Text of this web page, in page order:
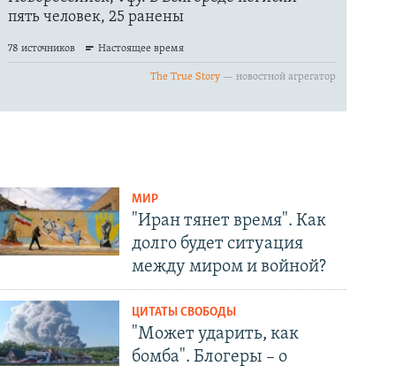
МИР
"Иран тянет время". Как
долго будет ситуация
между миром и войной?
ЦИТАТЫ СВОБОДЫ
"Может ударить, как
бомба". Блогеры – о